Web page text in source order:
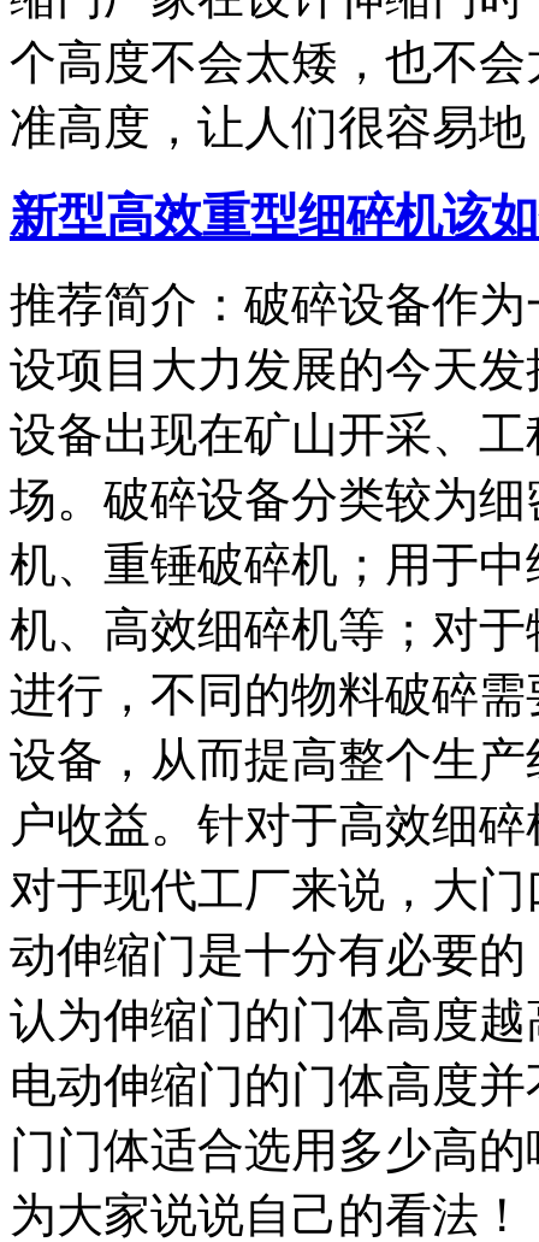
个高度不会太矮，也不
准高度，让人们很容易地
新型高效重型细碎机该
推荐简介：破碎设备作
设项目大力发展的今天
设备出现在矿山开采、
场。破碎设备分类较为
机、重锤破碎机；用于
机、高效细碎机等；对
进行，不同的物料破碎
设备，从而提高整个生
户收益。针对于高效细碎
对于现代工厂来说，大
动伸缩门是十分有必要
认为伸缩门的门体高度
电动伸缩门的门体高度
门门体适合选用多少高
为大家说说自己的看法！